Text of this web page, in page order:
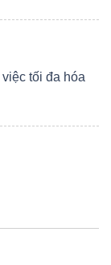
tối đa hóa